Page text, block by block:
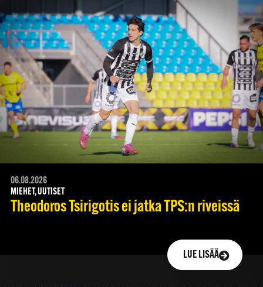
06.08.2026
MIEHET, UUTISET
Theodoros Tsirigotis ei jatka TPS:n riveissä
LUE LISÄÄ